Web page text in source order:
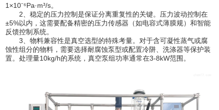
1×10⁻⁶Pa·m³/s。
2、稳定的压力控制是保证分离重复性的关键。压力波动控制在
±5%以内，这需要配备精密的压力传感器（如电容式薄膜规）和智能
反馈控制系统。
3、物料兼容性是真空选型的特殊考量。对于含可凝性蒸气或腐
蚀性组分的物料，需要选择耐腐蚀泵型或配置冷阱、洗涤器等保护装
置。处理量10kg/h的系统，真空泵组功率通常在3-8kW范围。